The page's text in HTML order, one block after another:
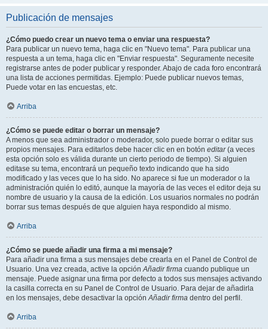
Publicación de mensajes
¿Cómo puedo crear un nuevo tema o enviar una respuesta?
Para publicar un nuevo tema, haga clic en "Nuevo tema". Para publicar una
respuesta a un tema, haga clic en "Enviar respuesta". Seguramente necesite
registrarse antes de poder publicar y responder. Abajo de cada foro encontrará
una lista de acciones permitidas. Ejemplo: Puede publicar nuevos temas,
Puede votar en las encuestas, etc.
Arriba
¿Cómo se puede editar o borrar un mensaje?
A menos que sea administrador o moderador, solo puede borrar o editar sus
propios mensajes. Para editarlos debe hacer clic en en botón editar(a veces
esta opción solo es válida durante un cierto periodo de tiempo). Si alguien
editase su tema, encontrará un pequeño texto indicando que ha sido
modificado y las veces que lo ha sido. No aparece si fue un moderador o la
administración quién lo editó, aunque la mayoría de las veces el editor deja su
nombre de usuario y la causa de la edición. Los usuarios normales no podrán
borrar sus temas después de que alguien haya respondido al mismo.
Arriba
¿Cómo se puede añadir una firma a mi mensaje?
Para añadir una firma a sus mensajes debe crearla en el Panel de Control de
Usuario. Una vez creada, active la opciónAñadir firma cuando publique un
mensaje. Puede asignar una firma por defecto a todos sus mensajes activando
la casilla correcta en su Panel de Control de Usuario. Para dejar de añadirla
en los mensajes, debe desactivar la opciónAñadir firma dentro del perfil.
Arriba